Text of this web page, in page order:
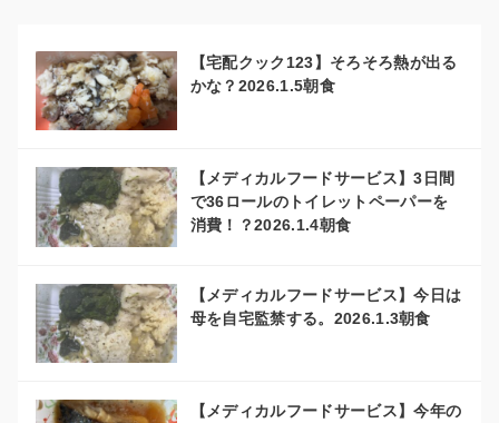
【宅配クック123】そろそろ熱が出る
かな？2026.1.5朝食
【メディカルフードサービス】3日間
で36ロールのトイレットペーパーを
消費！？2026.1.4朝食
【メディカルフードサービス】今日は
母を自宅監禁する。2026.1.3朝食
【メディカルフードサービス】今年の